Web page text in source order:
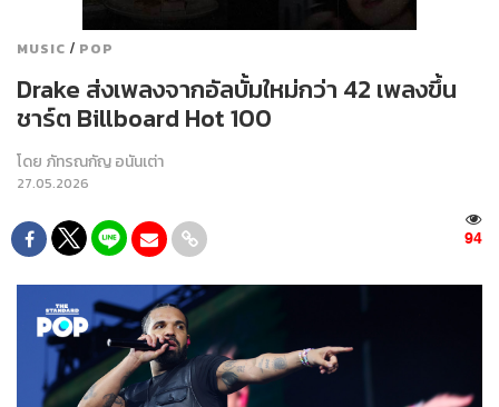
MUSIC / POP
Drake ส่งเพลงจากอัลบั้มใหม่กว่า 42 เพลงขึ้น
ชาร์ต Billboard Hot 100
โดย ภัทรณกัญ อนันเต่า
27.05.2026
94